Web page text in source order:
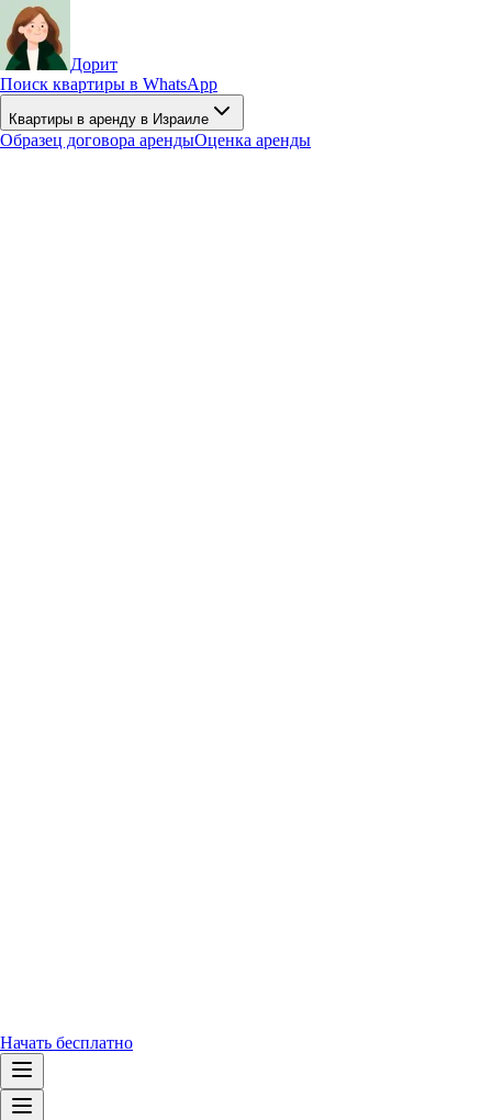
Дорит
Поиск квартиры в WhatsApp
Квартиры в аренду в Израиле
Образец договора арендыОценка аренды
Начать бесплатно